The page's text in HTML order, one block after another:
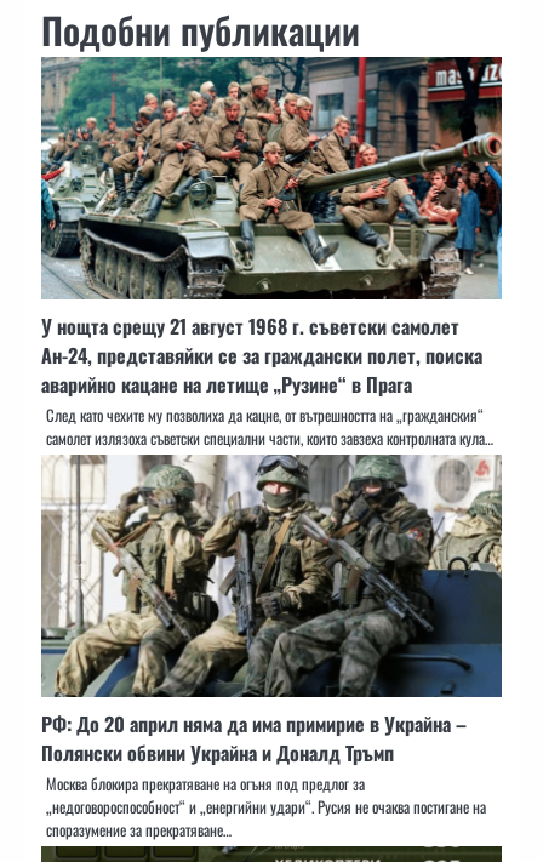
Подобни публикации
У нощта срещу 21 август 1968 г. съветски самолет
Ан-24, представяйки се за граждански полет, поиска
аварийно кацане на летище „Рузине“ в Прага
След като чехите му позволиха да кацне, от вътрешността на „гражданския“
самолет излязоха съветски специални части, които завзеха контролната кула…
РФ: До 20 април няма да има примирие в Украйна –
Полянски обвини Украйна и Доналд Тръмп
Москва блокира прекратяване на огъня под предлог за
„недоговороспособност“ и „енергийни удари“. Русия не очаква постигане на
споразумение за прекратяване…